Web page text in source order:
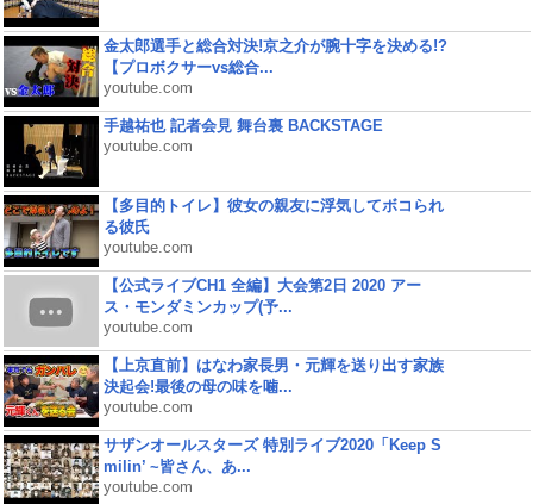
金太郎選手と総合対決!京之介が腕十字を決める!?
【プロボクサーvs総合...
youtube.com
手越祐也 記者会見 舞台裏 BACKSTAGE
youtube.com
【多目的トイレ】彼女の親友に浮気してボコられ
る彼氏
youtube.com
【公式ライブCH1 全編】大会第2日 2020 アー
ス・モンダミンカップ(予...
youtube.com
【上京直前】はなわ家長男・元輝を送り出す家族
決起会!最後の母の味を噛...
youtube.com
サザンオールスターズ 特別ライブ2020「Keep S
milin’ ~皆さん、あ...
youtube.com